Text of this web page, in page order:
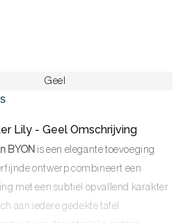
Geel
Lily - Geel Omschrijving
BYON is een elegante toevoeging
ontwerp combineert een
met een subtiel opvallend karakter
aan iedere gedekte tafel.